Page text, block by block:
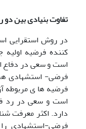
تفاوت بنیادی بین
در روش استقرایی
کننده فرضیه
است و سعی در دفاع
فرضی- استشهادی
فرضیه ها ی مربوطه
است و سعی در رد
دارد. اکثر معرفت
فرضی-استشهادی